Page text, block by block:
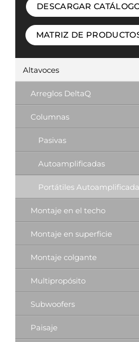
DESCARGAR
MATRIZ DE
Altavoces
Arreglos DeltaQ
Columnas
Pasivas
Autoamplificadas
Portátiles
Montaje en el techo
Montaje en superficie
Montaje colgante
Multipropósito
Subwoofers
Paisaje